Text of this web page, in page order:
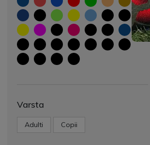
Varsta
Adulti Copii